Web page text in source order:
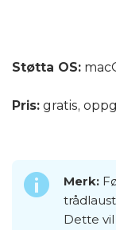
Støtta OS:
Pris: gratis,
Merk:
Dette